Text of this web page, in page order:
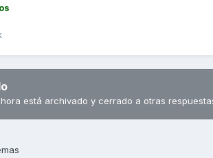
está archivado y cerrado a otras